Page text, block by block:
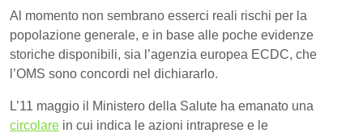
Al momento non sembrano esserci reali rischi per la
popolazione generale, e in base alle poche evidenze
storiche disponibili, sia l’agenzia europea ECDC, che
l’OMS sono concordi nel dichiararlo.
L’11 maggio il Ministero della Salute ha emanato una
circolare in cui indica le azioni intraprese e le